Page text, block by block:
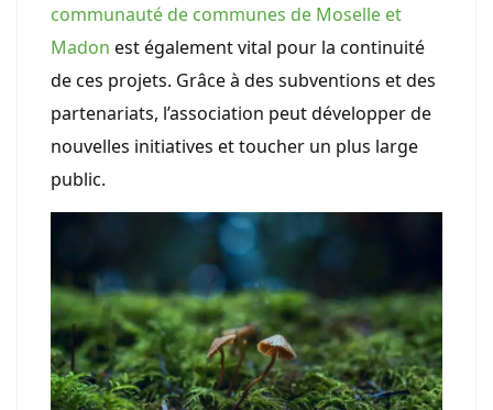
communauté de communes de Moselle et
Madon est également vital pour la continuité
de ces projets. Grâce à des subventions et des
partenariats, l’association peut développer de
nouvelles initiatives et toucher un plus large
public.